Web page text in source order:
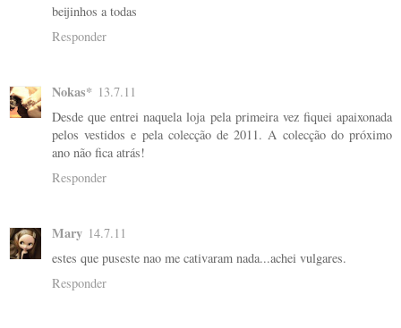
beijinhos a todas
Responder
Nokas* 13.7.11
Desde que entrei naquela loja pela primeira vez fiquei apaixonada
pelos vestidos e pela colecção de 2011. A colecção do próximo
ano não fica atrás!
Responder
Mary 14.7.11
estes que puseste nao me cativaram nada...achei vulgares.
Responder